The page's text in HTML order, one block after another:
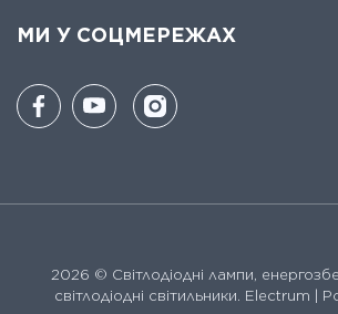
МИ У СОЦМЕРЕЖАХ
2026 © Світлодіодні лампи,
світлодіодні світильники. Electrum |